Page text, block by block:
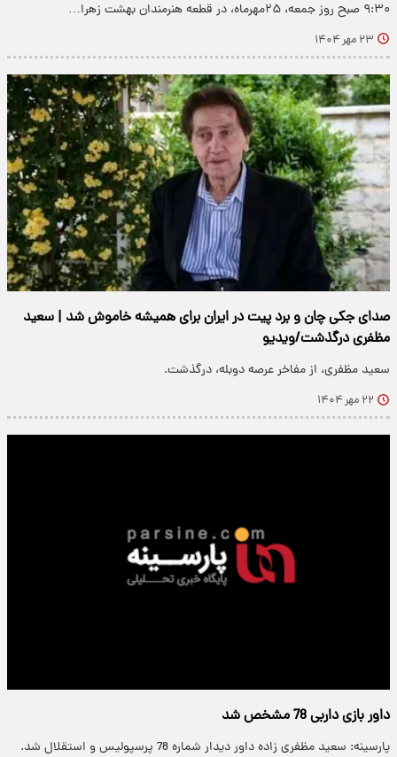
۹:۳۰ صبح روز جمعه، ۲۵مهرماه، در قطعه هنرمندان بهشت زهرا…
۲۳ مهر ۱۴۰۴
صدای جکی چان و برد پیت در ایران برای همیشه خاموش شد | سعید
مظفری درگذشت/ویدیو
سعید مظفری، از مفاخر عرصه دوبله، درگذشت.
۲۲ مهر ۱۴۰۴
داور بازی داربی 78 مشخص شد
پارسینه: سعید مظفری زاده داور دیدار شماره 78 پرسپولیس و استقلال شد.